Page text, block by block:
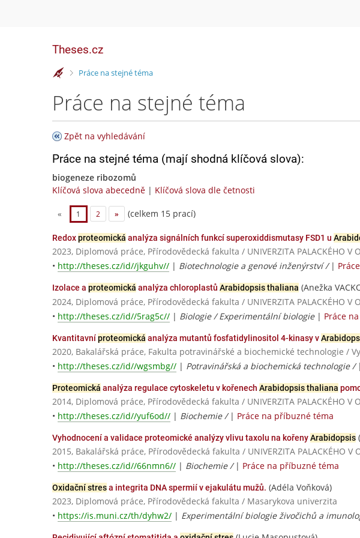
Theses.cz
>Práce na stejné téma
Práce na stejné téma
Zpět na vyhledávání
Práce na stejné téma (mají shodná klíčová slova):
biogeneze ribozomů
Klíčová slova abecedně | Klíčová slova dle četnosti
« 1 2 » (celkem 15 prací)
Redoxproteomická analýza signálních funkcí superoxiddismutasy FSD1 u
2023, Diplomová práce, Přírodovědecká fakulta / UNIVERZITA PALACKÉHO V
• http://theses.cz/id//jkguhv// | Biotechnologie a genové inženýrství / |
Izolace a proteomická analýza chloroplastů Arabidopsis thaliana (Anežka
2024, Diplomová práce, Přírodovědecká fakulta / UNIVERZITA PALACKÉHO V
• http://theses.cz/id//5rag5c// | Biologie / Experimentální biologie| Práce
Kvantitavníproteomická analýza mutantů fosfatidylinositol 4-kinasy v
2020, Bakalářská práce, Fakulta potravinářské a biochemické technologie /
• http://theses.cz/id//wgsmbg// | Potravinářská a biochemická technologie / |
Proteomická analýza regulace cytoskeletu v kořenech Arabidopsis thaliana
2014, Diplomová práce, Přírodovědecká fakulta / UNIVERZITA PALACKÉHO V
• http://theses.cz/id//yuf6od// | Biochemie / | Práce na příbuzné téma
Vyhodnocení a validace proteomické analýzy vlivu taxolu na kořenyArabidopsis
2015, Bakalářská práce, Přírodovědecká fakulta / UNIVERZITA PALACKÉHO V
• http://theses.cz/id//66nmn6// | Biochemie / | Práce na příbuzné téma
Oxidační stresa integrita DNA spermií v ejakulátu mužů. (Adéla Voňková)
2023, Diplomová práce, Přírodovědecká fakulta / Masarykova univerzita
• https://is.muni.cz/th/dyhw2/ | Experimentální biologie živočichů a